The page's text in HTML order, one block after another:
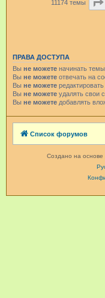
11174 темы
ПРАВА ДОСТУПА
Вы не можете начинать темы
Вы не можете отвечать на
Вы не можете
Вы не можете удалять свои
Вы не можете добавлять
Список форумов
Создано на основе